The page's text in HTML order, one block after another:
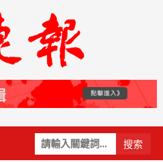
關
鍵
Primary
Menu